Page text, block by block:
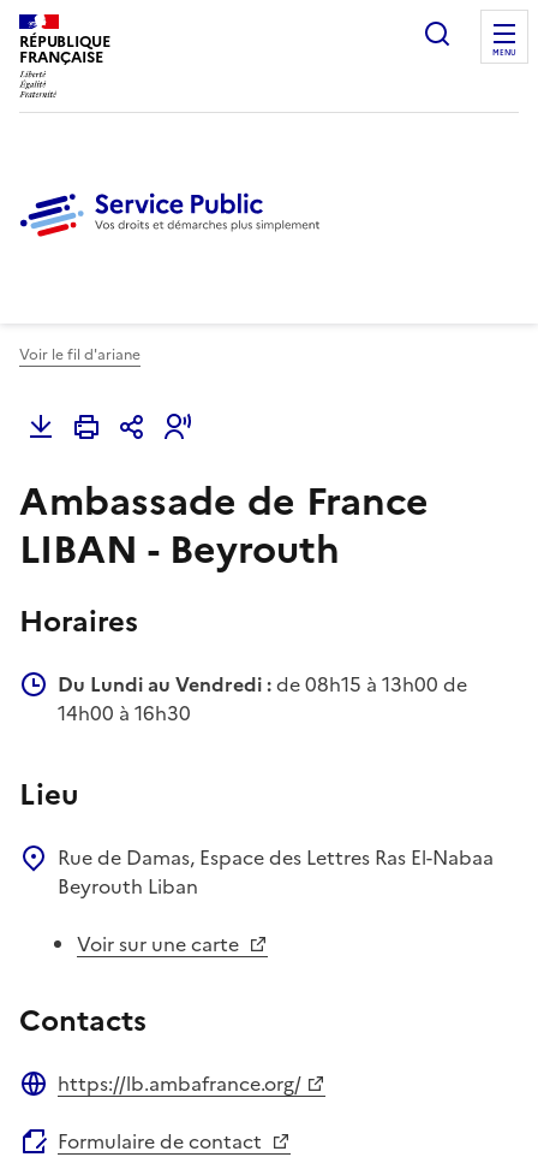
RÉPUBLIQUE
FRANÇAISE
Ouvrir
MENU
Voir le fil d'ariane
Ambassade de France
LIBAN - Beyrouth
Horaires
Du Lundi au Vendredi :de 08h15 à 13h00 de
14h00 à 16h30
Lieu
Rue de Damas, Espace des Lettres Ras El-Nabaa
Beyrouth Liban
Voir sur une carte
Contacts
https://lb.ambafrance.org/
Formulaire de contact